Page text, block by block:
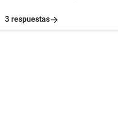
3 respuestas